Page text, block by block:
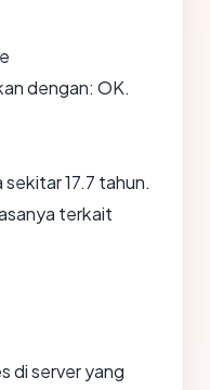
dengan: OK.
17.7 tahun.
terkait
di server yang